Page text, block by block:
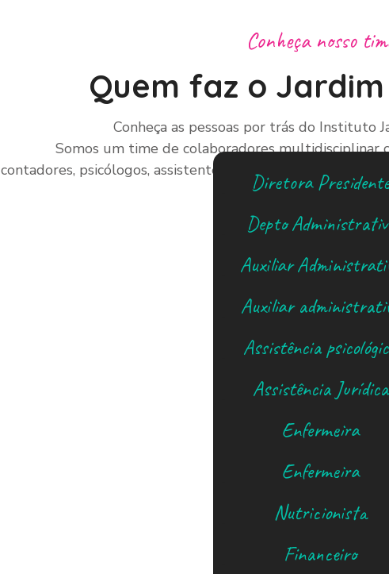
Conheça nosso
Quem faz o
Conheça as pessoas por trás do Instituto
Somos um time de colaboradores multidisciplinar
contadores, psicólogos, assistentes sociais, enfermeiros,
e artistas criativos.
Diretora Presidente
Depto
Auxiliar
Auxiliar
Assistência
Assistência Jurídica
Enfermeira
Enfermeira
Nutricionista
Financeiro